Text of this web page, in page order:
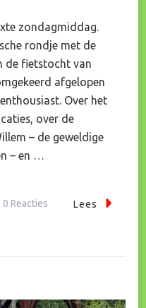
zondagmiddag.
rondje met de
de fietstocht van
afgelopen
Over het
over de
– de geweldige
– en …
0 Reacties Lees